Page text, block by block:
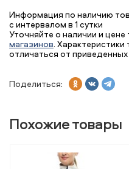
Информация по наличию
с интервалом в 1 сутки
Уточняйте о наличии и
магазинов. Характеристики
отличаться от приведенных
Поделиться:
Похожие товары